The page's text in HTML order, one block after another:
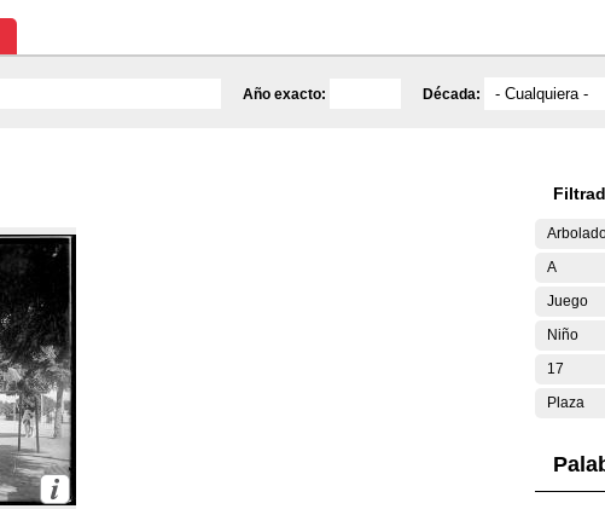
Año exacto: Década:
A
Juego
Niño
17
Plaza